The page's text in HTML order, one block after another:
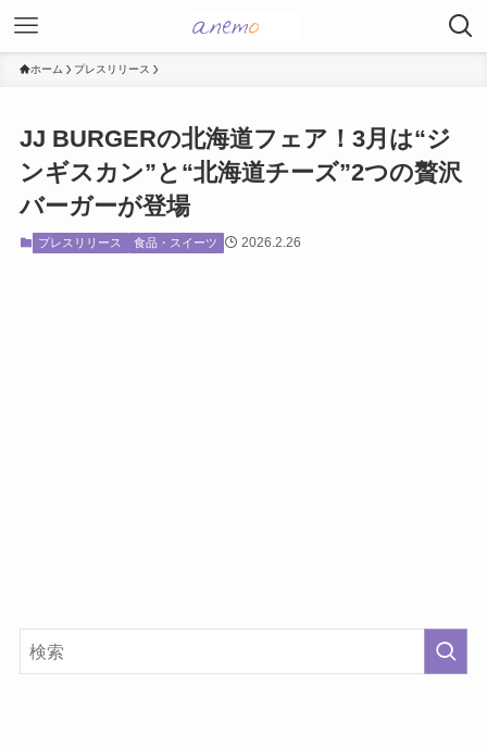
ホーム プレスリリース
JJ BURGERの北海道フェア！3月は“ジ
ンギスカン”と“北海道チーズ”2つの贅沢
バーガーが登場
プレスリリース 食品・スイーツ 2026.2.26